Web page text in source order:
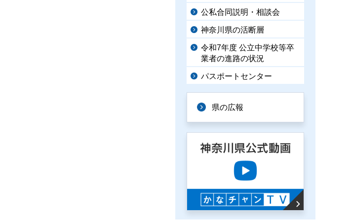
公私合同説明・相談会
神奈川県の活断層
令和7年度 公立中学校等卒
業者の進路の状況
パスポートセンター
県の広報